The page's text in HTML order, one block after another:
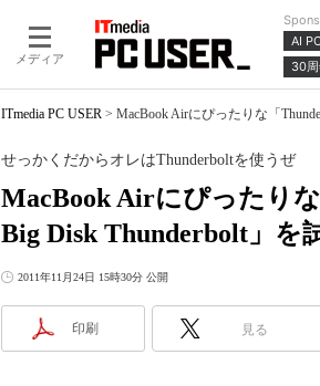
メディア
AI
30
ITmedia PC USER > MacBook Airにぴったりな「
MacBook Airにぴったり
Big Disk Thunderbolt」を
せっかくだからオレはThunderboltを使うぜ
2011年11月24日 15時30分 公開
印刷 見る